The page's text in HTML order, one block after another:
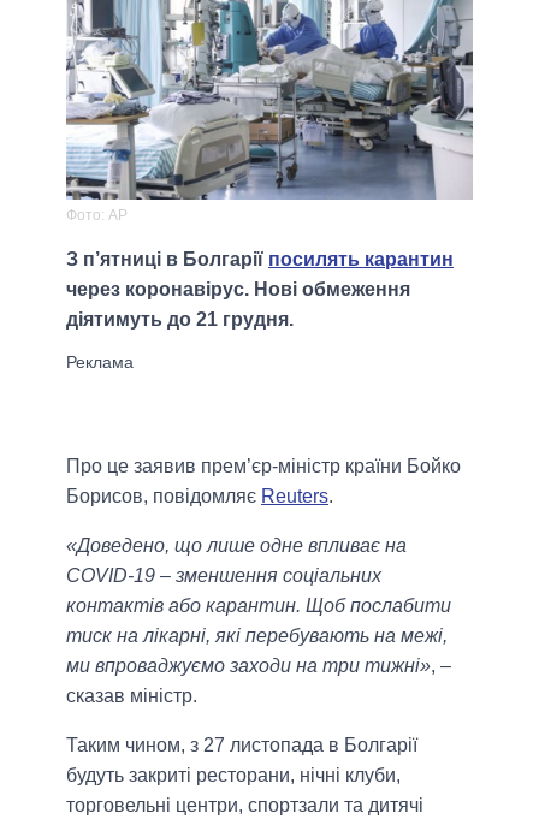
Фото: AP
З п’ятниці в Болгарії посилять карантин
через коронавірус. Нові обмеження
діятимуть до 21 грудня.
Про це заявив прем’єр-міністр країни Бойко
Борисов, повідомляє Reuters.
«Доведено, що лише одне впливає на
COVID-19 – зменшення соціальних
контактів або карантин. Щоб послабити
тиск на лікарні, які перебувають на межі,
ми впроваджуємо заходи на три тижні», –
сказав міністр.
Таким чином, з 27 листопада в Болгарії
будуть закриті ресторани, нічні клуби,
торговельні центри, спортзали та дитячі